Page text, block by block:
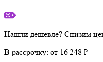
Нашли дешевле? Снизим
В рассрочку: от 16 248 ₽